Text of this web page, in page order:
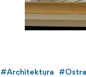
#Architektura #